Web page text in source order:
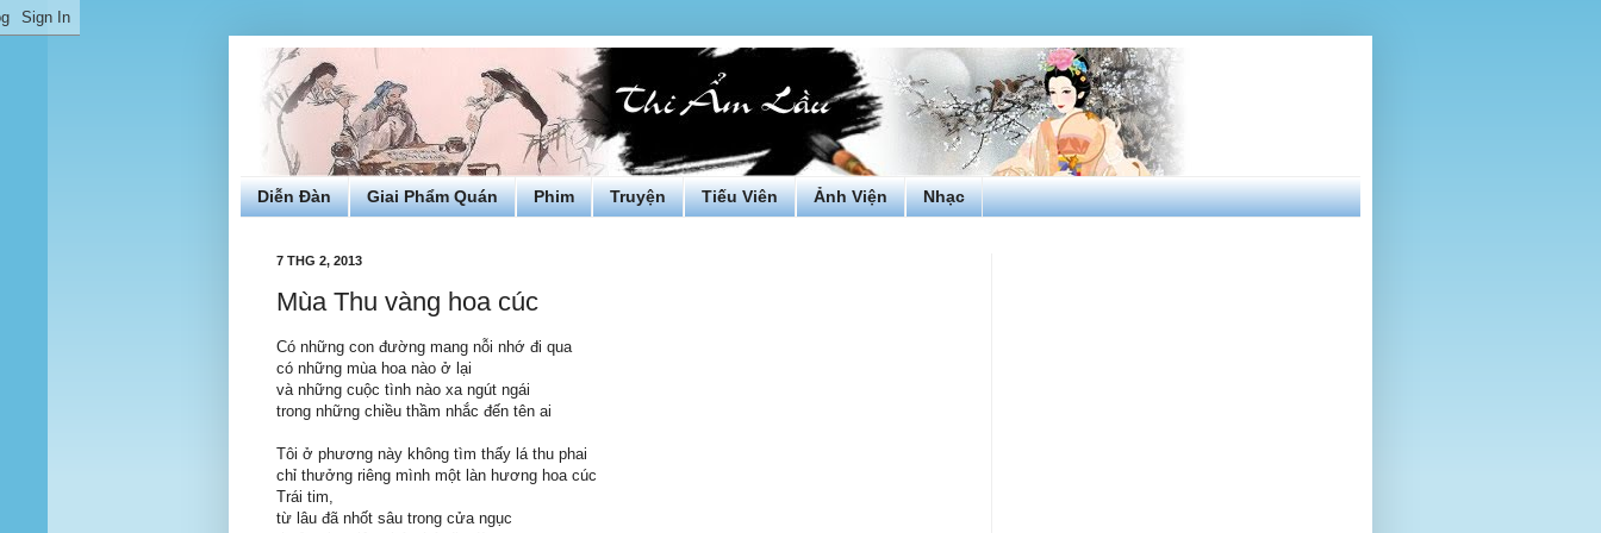
Diễn Đàn Giai Phẩm Quán Phim Truyện Tiếu Viên Ảnh Viện Nhạc
7 THG 2, 2013
Mùa Thu vàng hoa cúc
Có những con đường mang nỗi nhớ đi qua
có những mùa hoa nào ở lại
và những cuộc tình nào xa ngút ngái
trong những chiều thầm nhắc đến tên ai
Tôi ở phương này không tìm thấy lá thu phai
chỉ thưởng riêng mình một làn hương hoa cúc
Trái tim,
từ lâu đã nhốt sâu trong cửa ngục